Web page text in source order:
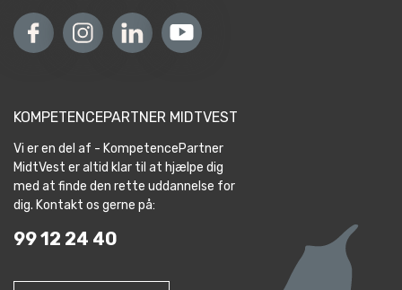
KOMPETENCEPARTNER MIDTVEST
Vi er en del af - KompetencePartner
MidtVest er altid klar til at hjælpe dig
med at finde den rette uddannelse for
dig. Kontakt os gerne på:
99 12 24 40